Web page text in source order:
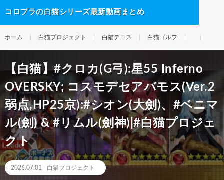
コロプラの白猫シリーズ最新動画まとめ
ホーム 白猫プロジェクト 白猫テニス 白猫ゴルフ
【白猫】#クロカ(G弓):星55 Inferno
OVERSKY; コスモデセアバモス(Ver.2
弱点,HP25京):#シオン(大劍)、#ベニマ
ル(劍) & #リムル(劍神)|#白猫プロジェ
クト
2026.07.01 白猫プロジェクト